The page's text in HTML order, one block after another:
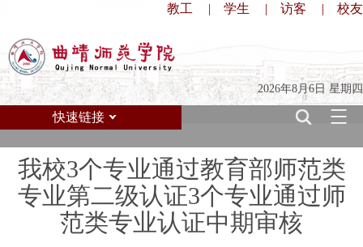
教工 | 学生 | 访客 | 校友
2026年8月6日 星期四
快速链接
我校3个专业通过教育部师范类
专业第二级认证3个专业通过师
范类专业认证中期审核